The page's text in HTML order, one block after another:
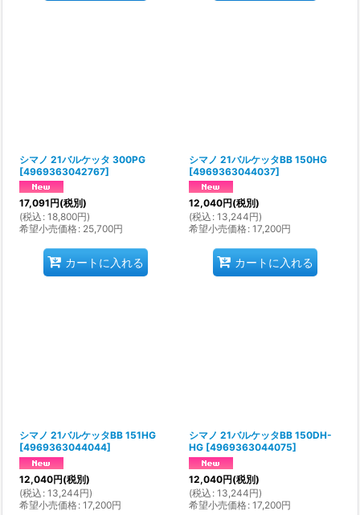
シマノ 21バルケッタ 300PG
[4969363042767]
17,091円(税別)
(税込 : 18,800円)
希望小売価格: 25,700円
カートに入れる
シマノ 21バルケッタBB 150HG
[4969363044037]
12,040円(税別)
(税込 : 13,244円)
希望小売価格: 17,200円
カートに入れる
シマノ 21バルケッタBB 151HG
[4969363044044]
12,040円(税別)
(税込 : 13,244円)
希望小売価格: 17,200円
シマノ 21バルケッタBB 150DH-
HG [4969363044075]
12,040円(税別)
(税込 : 13,244円)
希望小売価格: 17,200円